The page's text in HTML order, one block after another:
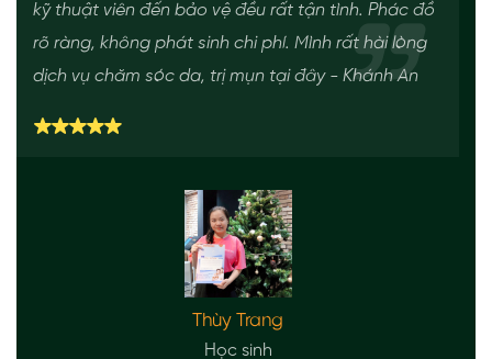
kỹ thuật viên đến bảo vệ đều rất tận tình. Phác đồ
rõ ràng, không phát sinh chi phí. Mình rất hài lòng
dịch vụ chăm sóc da, trị mụn tại đây - Khánh An
Thùy Trang
Học sinh